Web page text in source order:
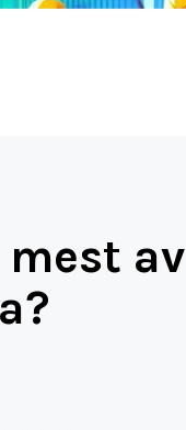
av